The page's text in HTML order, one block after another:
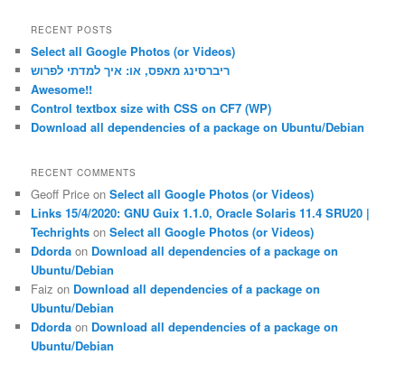
r
h
RECENT POSTS
Select all Google Photos (or Videos)
ריברסינג מאפס, או: איך למדתי לפרוש
Awesome!!
Control textbox size with CSS on CF7 (WP)
Download all dependencies of a package on Ubuntu/Debian
RECENT COMMENTS
Geoff Price onSelect all Google Photos (or Videos)
Links 15/4/2020: GNU Guix 1.1.0, Oracle Solaris 11.4 SRU20 |
Techrights onSelect all Google Photos (or Videos)
Ddorda on Download all dependencies of a package on
Ubuntu/Debian
Faiz on Download all dependencies of a package on
Ubuntu/Debian
Ddorda on Download all dependencies of a package on
Ubuntu/Debian